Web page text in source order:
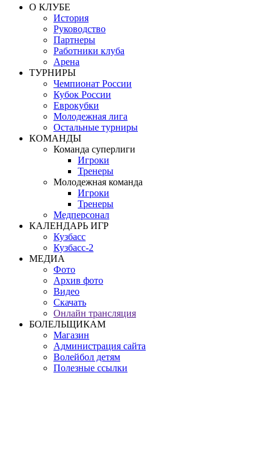
О КЛУБЕ
История
Руководство
Партнеры
Работники клуба
Арена
ТУРНИРЫ
Чемпионат России
Кубок России
Еврокубки
Молодежная лига
Остальные турниры
КОМАНДЫ
Команда суперлиги
Игроки
Тренеры
Молодежная команда
Игроки
Тренеры
Медперсонал
КАЛЕНДАРЬ ИГР
Кузбасс
Кузбасс-2
МЕДИА
Фото
Архив фото
Видео
Скачать
Онлайн трансляция
БОЛЕЛЬЩИКАМ
Магазин
Администрация сайта
Волейбол детям
Полезные ссылки